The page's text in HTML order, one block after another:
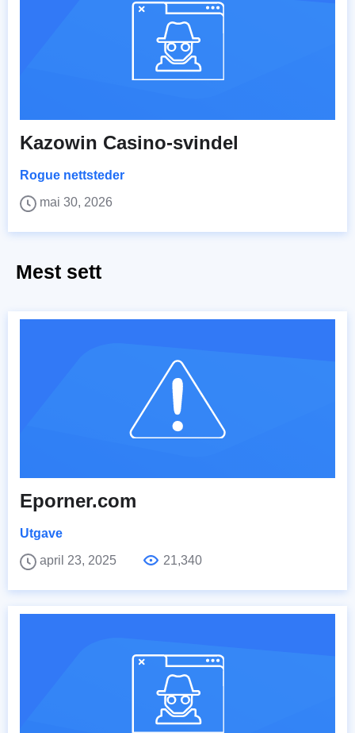
Kazowin Casino-svindel
Rogue nettsteder
mai 30, 2026
Mest sett
Eporner.com
Utgave
april 23, 2025
21,340